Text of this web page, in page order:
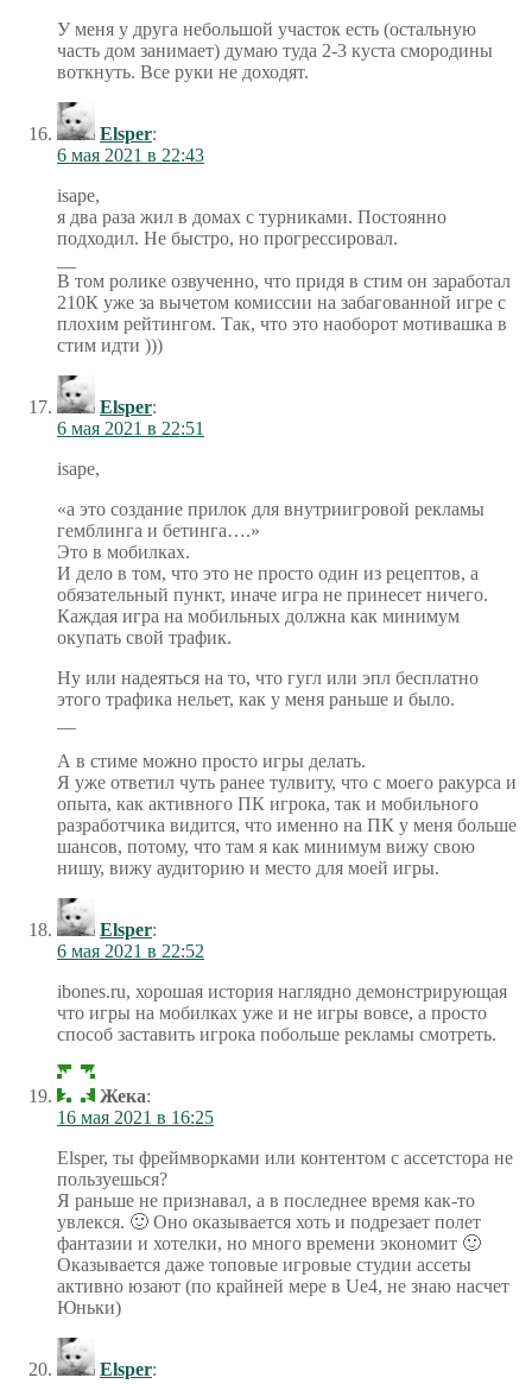
У меня у друга небольшой участок есть (остальную
часть дом занимает) думаю туда 2-3 куста смородины
воткнуть. Все руки не доходят.
Elsper:
6 мая 2021 в 22:43
isape,
я два раза жил в домах с турниками. Постоянно
подходил. Не быстро, но прогрессировал.
В том ролике озвученно, что придя в стим он заработал
210К уже за вычетом комиссии на забагованной игре с
плохим рейтингом. Так, что это наоборот мотивашка в
стим идти )))
Elsper:
6 мая 2021 в 22:51
isape,
«а это создание прилок для внутриигровой рекламы
гемблинга и бетинга….»
Это в мобилках.
И дело в том, что это не просто один из рецептов, а
обязательный пункт, иначе игра не принесет ничего.
Каждая игра на мобильных должна как минимум
окупать свой трафик.
Ну или надеяться на то, что гугл или эпл бесплатно
этого трафика нельет, как у меня раньше и было.
А в стиме можно просто игры делать.
Я уже ответил чуть ранее тулвиту, что с моего ракурса и
опыта, как активного ПК игрока, так и мобильного
разработчика видится, что именно на ПК у меня больше
шансов, потому, что там я как минимум вижу свою
нишу, вижу аудиторию и место для моей игры.
Elsper:
6 мая 2021 в 22:52
ibones.ru, хорошая история наглядно демонстрирующая
что игры на мобилках уже и не игры вовсе, а просто
способ заставить игрока побольше рекламы смотреть.
Жека:
16 мая 2021 в 16:25
Elsper, ты фреймворками или контентом с ассетстора не
пользуешься?
Я раньше не признавал, а в последнее время как-то
увлекся. 🙂 Оно оказывается хоть и подрезает полет
фантазии и хотелки, но много времени экономит 🙂
Оказывается даже топовые игровые студии ассеты
активно юзают (по крайней мере в Ue4, не знаю насчет
Юньки)
Elsper: